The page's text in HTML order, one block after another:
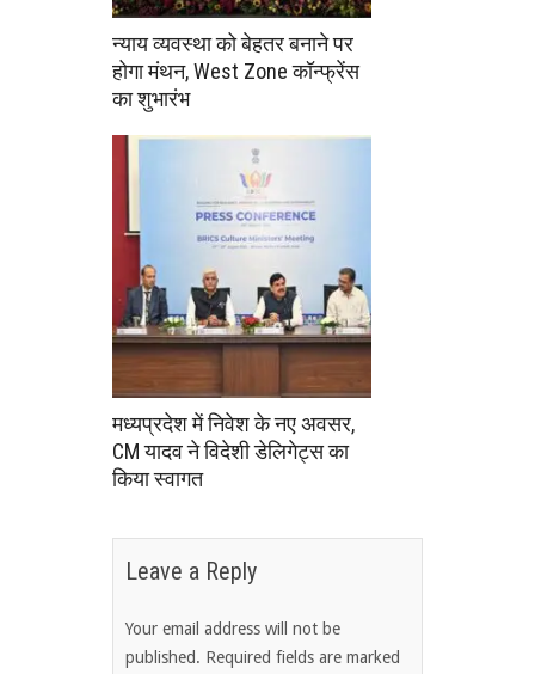
न्याय व्यवस्था को बेहतर बनाने पर
होगा मंथन, West Zone कॉन्फ्रेंस
का शुभारंभ
मध्यप्रदेश में निवेश के नए अवसर,
CM यादव ने विदेशी डेलिगेट्स का
किया स्वागत
Leave a Reply
Your email address will not be
published. Required fields are marked